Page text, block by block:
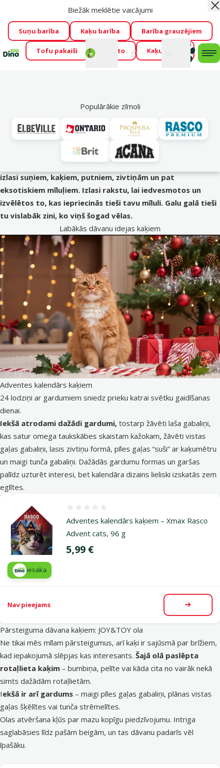
Visu mēnesi Dino Zoo piedāvā lieliskas cenas mīluļu TOP
barībām! 🍖→Skatīt piedāvājumu!
Fotokonkurss “GADA ŪSAIŅI”!
Varbūt tieši Tavs mīlulis
būs 2027. gada zvaigzne
→Piedalīties
Mans
konts
Biežāk meklētie vaicājumi
Suņu barība Kaķu barība Barība grauzējiem
Tofu pakaiši Foresto Kaķu mājas
Populārākie zīmoli
Labākās dāvanu idejas Tavam mīlulim
Katru gadu līdz ar pirmo sniegu mūs pārņem svētku
gaidas. Un ir svarīgi atcerēties, ka svētkus gaidām ne tikai
mēs. Arī mājdzīvnieki ir pelnījuši savu pārsteigumu zem
eglītes. Dino Zoo eksperti ir sagatavojuši labāko dāvanu
izlasi suņiem, kaķiem, putniem, zivtiņām un pat
eksotiskiem mīluļiem. Izlasi rakstu, lai iedvesmotos un
izvēlētos to, kas iepriecinās tieši tavu mīluli. Galu galā tieši
tu vislabāk zini, ko viņš šogad vēlas.
Labākās dāvanu idejas kaķiem
Adventes kalendārs kaķiem
24 lodziņi ar gardumiem sniedz prieku katrai svētku gaidīšanas
dienai.
Iekšā atrodami dažādi gardumi, tostarp žāvēti laša gabaliņi,
kas satur omega taukskābes skaistam kažokam, žāvēti vistas
gaļas gabaliņi, lasis zivtiņu formā, pīles gaļas “suši” ar kaķumētru
un maigi tunča gabaliņi. Dažādās gardumu formas un garšas
palīdz uzturēt interesi, bet kalendāra dizains lieliski izskatās zem
eglītes.
Adventes kalendārs kaķiem – Xmax Rasco
Advent cats, 96 g
Cena
5,99 €
iesaka
Nav pieejams Apskatīt
Pārsteiguma dāvana kaķiem: JOY&TOY ola
Ne tikai mēs mīlam pārsteigumus, arī kaķi ir sajūsmā par brīžiem,
kad iepakojumā slēpjas kas interesants. Šajā olā paslēpta
rotaļlieta kaķim – bumbiņa, pelīte vai kāda cita no vairāk nekā
simts dažādām rotaļlietām.
Iekšā ir arī gardums – maigi pīles gaļas gabaliņi, plānas vistas
gaļas šķēlītes vai tunča strēmelītes.
Olas atvēršana kļūs par mazu kopīgu piedzīvojumu. Intriga
saglabāsies līdz pašām beigām, un tas dāvanu padarīs vēl
īpašāku.